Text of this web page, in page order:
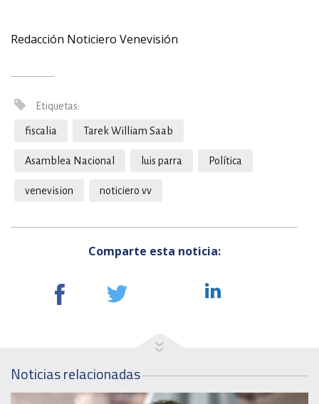
Redacción Noticiero Venevisión
Etiquetas:
fiscalia Tarek William Saab
Asamblea Nacional luis parra Política
venevision noticiero vv
Comparte esta noticia:
Noticias relacionadas